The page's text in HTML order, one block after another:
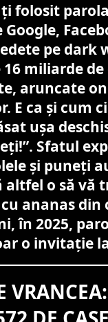
folosit parola
pe dark
miliarde de
aruncate
E ca și cum
ușa
Sfatul
și puneți
o să vă
ananas
în 2025,
o invitație